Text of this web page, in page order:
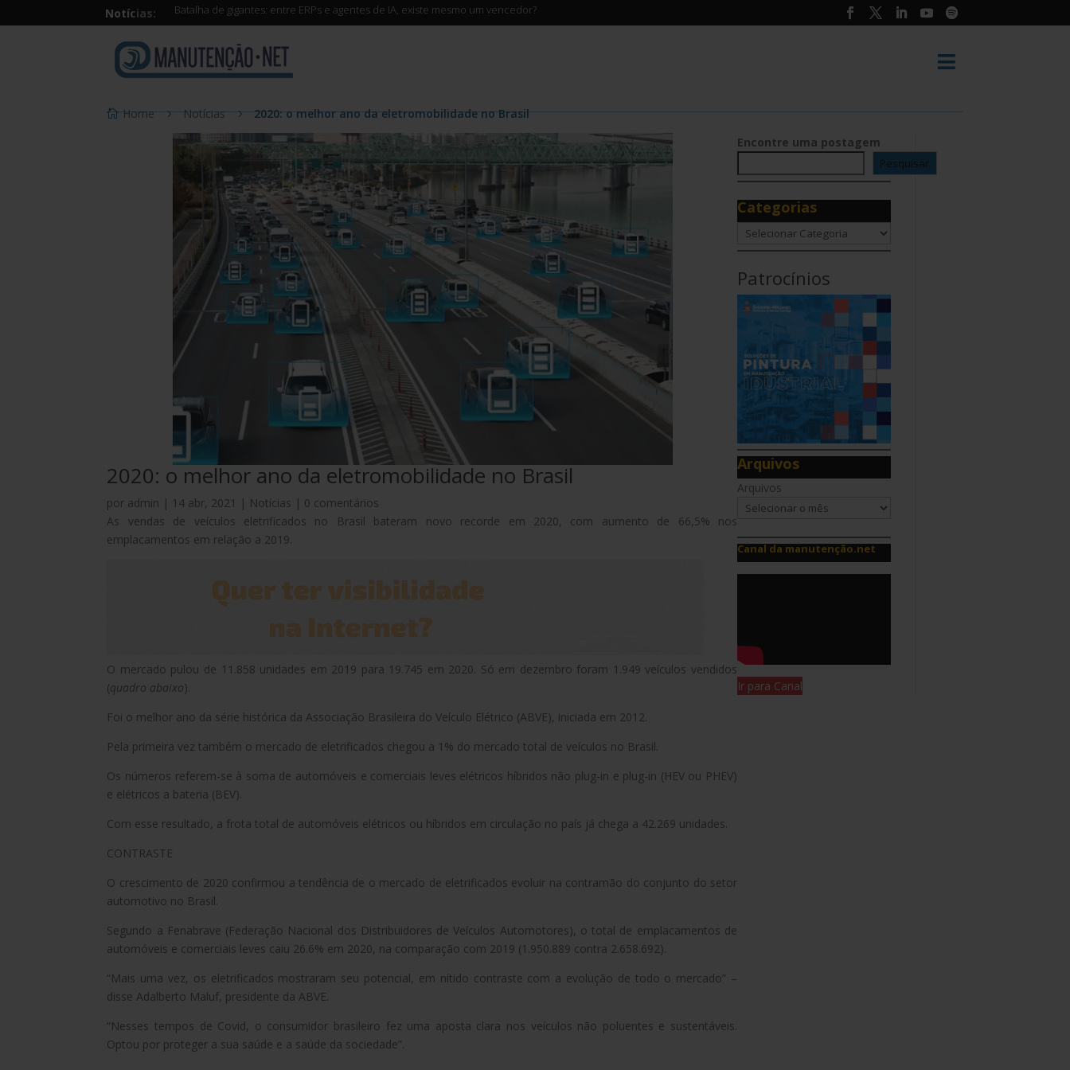
Notícias: Batalha de gigantes: entre ERPs e agentes de IA, existe mesmo um vencedor?

Home Notícias 2020: o melhor ano da eletromobilidade no Brasil
2020: o melhor ano da eletromobilidade no Brasil
por admin | 14 abr, 2021 | Notícias | 0 comentários
As vendas de veículos eletrificados no Brasil bateram novo recorde em 2020, com aumento de 66,5% nos
emplacamentos em relação a 2019.
O mercado pulou de 11.858 unidades em 2019 para 19.745 em 2020. Só em dezembro foram 1.949 veículos vendidos
(quadro abaixo).
Foi o melhor ano da série histórica da Associação Brasileira do Veículo Elétrico (ABVE), iniciada em 2012.
Pela primeira vez também o mercado de eletrificados chegou a 1% do mercado total de veículos no Brasil.
Os números referem-se à soma de automóveis e comerciais leves elétricos híbridos não plug-in e plug-in (HEV ou PHEV)
e elétricos a bateria (BEV).
Com esse resultado, a frota total de automóveis elétricos ou híbridos em circulação no país já chega a 42.269 unidades.
CONTRASTE
O crescimento de 2020 confirmou a tendência de o mercado de eletrificados evoluir na contramão do conjunto do setor
automotivo no Brasil.
Segundo a Fenabrave (Federação Nacional dos Distribuidores de Veículos Automotores), o total de emplacamentos de
automóveis e comerciais leves caiu 26.6% em 2020, na comparação com 2019 (1.950.889 contra 2.658.692).
“Mais uma vez, os eletrificados mostraram seu potencial, em nítido contraste com a evolução de todo o mercado” –
disse Adalberto Maluf, presidente da ABVE.
“Nesses tempos de Covid, o consumidor brasileiro fez uma aposta clara nos veículos não poluentes e sustentáveis.
Optou por proteger a sua saúde e a saúde da sociedade”.
Encontre uma postagem
Pesquisar
Categorias
Categorias
Patrocínios
Arquivos
Arquivos
Canal da manutenção.net
Ir para Canal